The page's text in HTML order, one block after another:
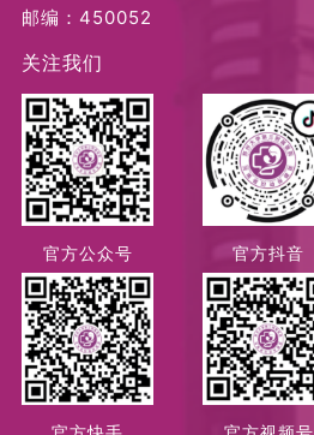
邮编：450052
关注我们
官方公众号 官方抖音